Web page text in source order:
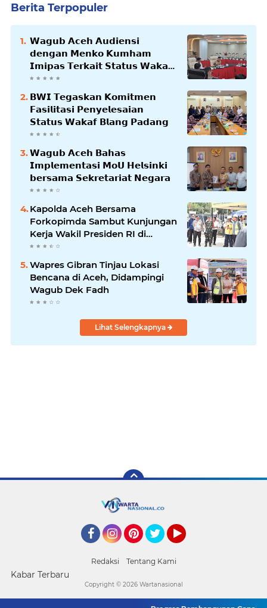
Berita Terpopuler
𝗪𝗮𝗴𝘂𝗯 𝗔𝗰𝗲𝗵 𝗔𝘂𝗱𝗶𝗲𝗻𝘀𝗶
𝗱𝗲𝗻𝗴𝗮𝗻 𝗠𝗲𝗻𝗸𝗼 𝗞𝘂𝗺𝗵𝗮𝗺
𝗜𝗺𝗶𝗽𝗮𝘀 𝗧𝗲𝗿𝗸𝗮𝗶𝘁 𝗦𝘁𝗮𝘁𝘂𝘀 𝗪𝗮𝗸𝗮𝗳
𝗕𝗹𝗮𝗻𝗴𝗽𝗮𝗱𝗮𝗻𝗴
𝗕𝗪𝗜 𝗧𝗲𝗴𝗮𝘀𝗸𝗮𝗻 𝗞𝗼𝗺𝗶𝘁𝗺𝗲𝗻
𝗙𝗮𝘀𝗶𝗹𝗶𝘁𝗮𝘀𝗶 𝗣𝗲𝗻𝘆𝗲𝗹𝗲𝘀𝗮𝗶𝗮𝗻
𝗦𝘁𝗮𝘁𝘂𝘀 𝗪𝗮𝗸𝗮𝗳 𝗕𝗹𝗮𝗻𝗴 𝗣𝗮𝗱𝗮𝗻𝗴
𝗪𝗮𝗴𝘂𝗯 𝗔𝗰𝗲𝗵 𝗕𝗮𝗵𝗮𝘀
𝗜𝗺𝗽𝗹𝗲𝗺𝗲𝗻𝘁𝗮𝘀𝗶 𝗠𝗼𝗨 𝗛𝗲𝗹𝘀𝗶𝗻𝗸𝗶
𝗯𝗲𝗿𝘀𝗮𝗺𝗮 𝗦𝗲𝗸𝗿𝗲𝘁𝗮𝗿𝗶𝗮𝘁 𝗡𝗲𝗴𝗮𝗿𝗮
Kapolda Aceh Bersama
Forkopimda Sambut Kunjungan
Kerja Wakil Presiden RI di
Kabupaten Bireuen
Wapres Gibran Tinjau Lokasi
Bencana di Aceh, Didampingi
Wagub Dek Fadh
Lihat Selengkapnya
Redaksi Tentang Kami
Kabar Terbaru
Copyright © 2026 Wartanasional